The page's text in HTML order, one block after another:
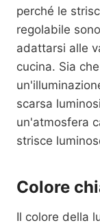
perché le
regolabile
adattarsi alle
cucina. Sia
scarsa
un'atmosfera
strisce
Colore
Il colore della